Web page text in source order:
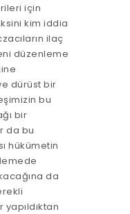
için
kim iddia
ilaç
düzenleme
dürüst bir
bu
bir
da bu
hükümetin
da